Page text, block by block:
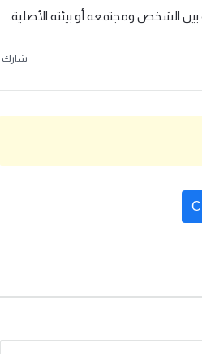
بين الشخص ومجتمعه أو بيئته الأصلية.
شارك